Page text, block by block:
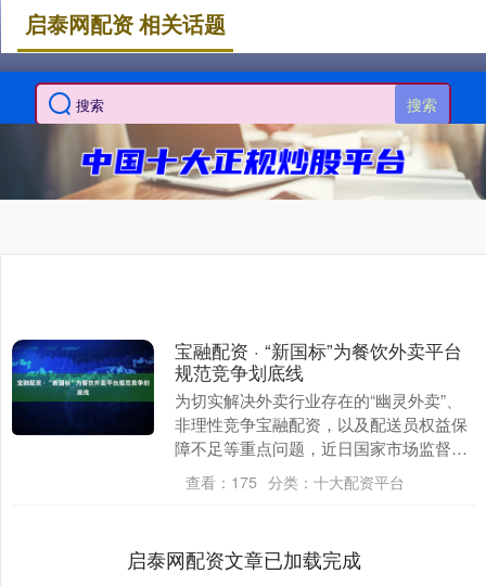
搜索
启泰网配资 相关话题
宝融配资 · “新国标”为餐饮外卖平台
规范竞争划底线
为切实解决外卖行业存在的“幽灵外卖”、
非理性竞争宝融配资，以及配送员权益保
障不足等重点问题，近日国家市场监督管
理总局对外发布了推荐性国家标准《外卖
平台服务管理基....
查看： 175 分类： 十大配资平台
启泰网配资文章已加载完成